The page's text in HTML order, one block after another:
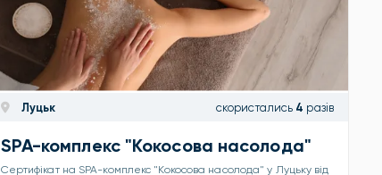
Луцьк скористались 4 разів
SPA-комплекс "Кокосова насолода"
Сертифікат на SPA-комплекс "Кокосова насолода" у Луцьку від